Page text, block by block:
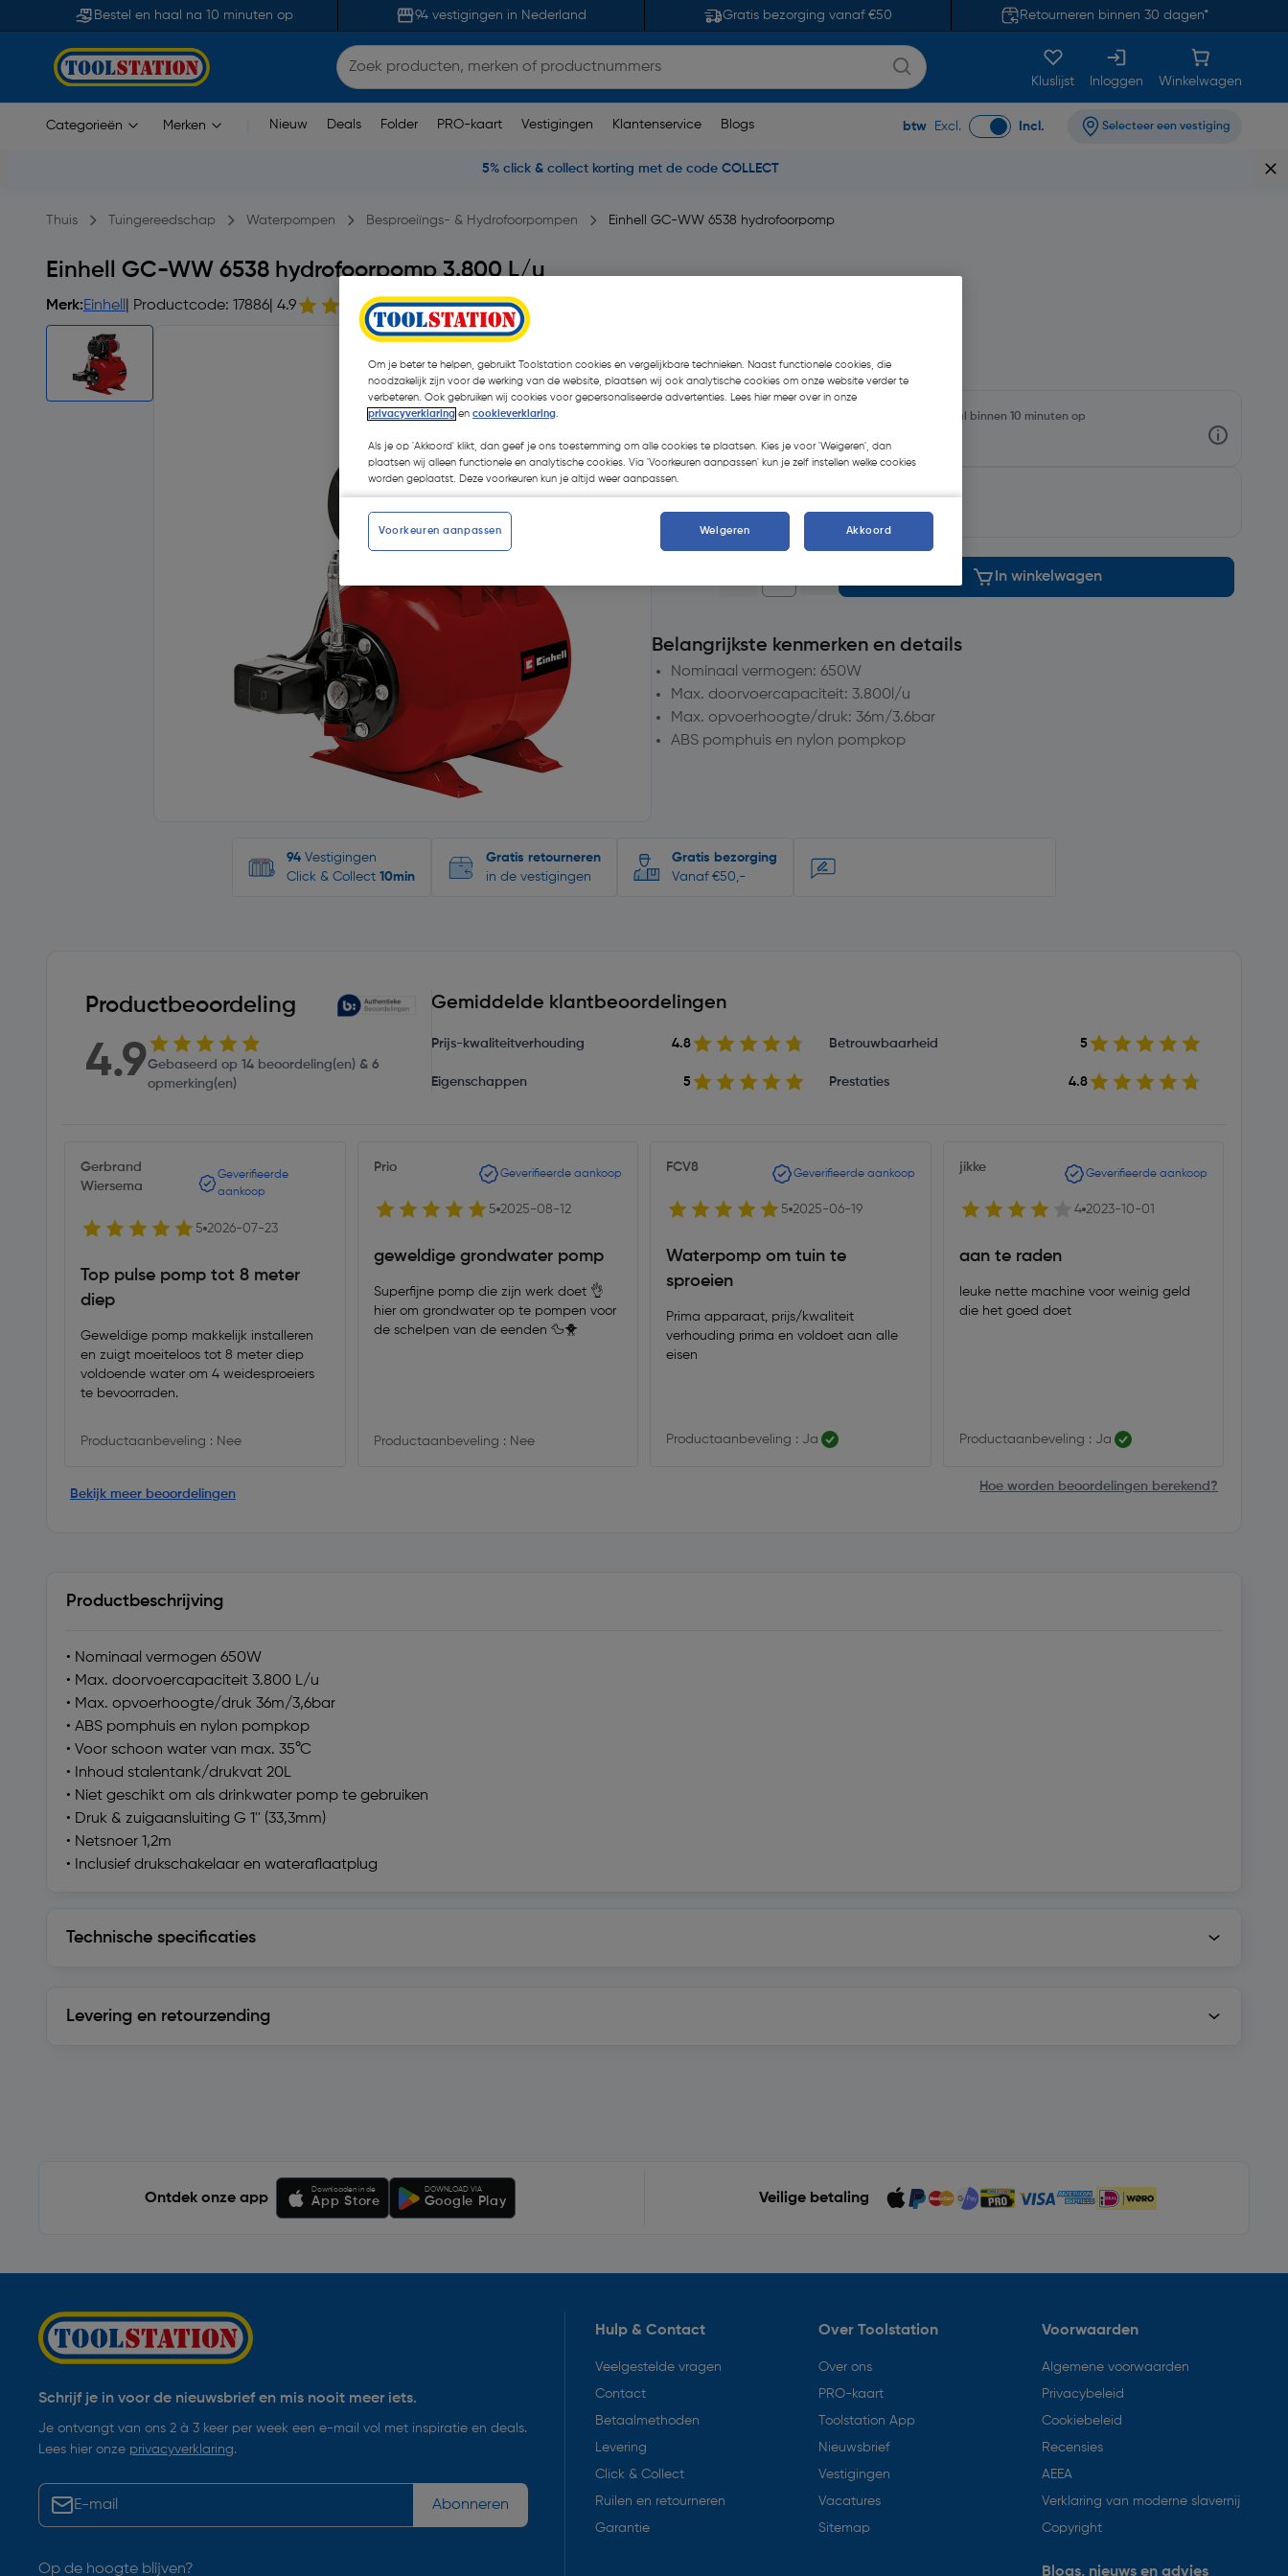
Bestel en haal na 10 minuten op 94 vestigingen in Nederland Gratis bezorging vanaf €50 Retourneren binnen 30 dagen*
Kluslijst Inloggen Winkelwagen
Categorieën Merken Nieuw Deals Folder PRO-kaart Vestigingen Klantenservice Blogs btw Excl. Incl. Selecteer een vestiging
5% click & collect korting met de code COLLECT
Thuis Tuingereedschap Waterpompen Besproeiïngs- & Hydrofoorpompen Einhell GC-WW 6538 hydrofoorpomp
Einhell GC-WW 6538 hydrofoorpomp 3.800 L/u
Merk:Einhell | Productcode: 17886 | 4.9 14 opmerking(en)
Selecteer winkel - Bekijk voorraadniveaus en haal binnen 10 minuten op
Selecteer vestiging
op voorraad.Morgen bezorgd.
1 voor bezorging
In winkelwagen
Belangrijkste kenmerken en details
Nominaal vermogen: 650W
Max. doorvoercapaciteit: 3.800l/u
Max. opvoerhoogte/druk: 36m/3.6bar
ABS pomphuis en nylon pompkop
94 Vestigingen
Click & Collect 10min
Gratis retourneren
in de vestigingen
Gratis bezorging
Vanaf €50,-
Productbeoordeling
4.9Gebaseerd op 14 beoordeling(en) & 6
opmerking(en)
Gemiddelde klantbeoordelingen
Prijs-kwaliteitverhouding 4.8 Betrouwbaarheid 5
Eigenschappen 5 Prestaties 4.8
Gerbrand
Wiersema
Geverifieerde
aankoop
5 2026-07-23
Top pulse pomp tot 8 meter
diep
Geweldige pomp makkelijk installeren
en zuigt moeiteloos tot 8 meter diep
voldoende water om 4 weidesproeiers
te bevoorraden.
Productaanbeveling : Nee
Prio Geverifieerde aankoop
5 2025-08-12
geweldige grondwater pomp
Superfijne pomp die zijn werk doet 👌
hier om grondwater op te pompen voor
de schelpen van de eenden 🦆🐥
Productaanbeveling : Nee
FCV8 Geverifieerde aankoop
5 2025-06-19
Waterpomp om tuin te
sproeien
Prima apparaat, prijs/kwaliteit
verhouding prima en voldoet aan alle
eisen
Productaanbeveling : Ja
jikke Geverifieerde aankoop
4 2023-10-01
aan te raden
leuke nette machine voor weinig geld
die het goed doet
Productaanbeveling : Ja
Bekijk meer beoordelingen
Hoe worden beoordelingen berekend?
Productbeschrijving
• Nominaal vermogen 650W
• Max. doorvoercapaciteit 3.800 L/u
• Max. opvoerhoogte/druk 36m/3,6bar
• ABS pomphuis en nylon pompkop
• Voor schoon water van max. 35°C
• Inhoud stalentank/drukvat 20L
• Niet geschikt om als drinkwater pomp te gebruiken
• Druk & zuigaansluiting G 1'' (33,3mm)
• Netsnoer 1,2m
• Inclusief drukschakelaar en wateraflaatplug
Technische specificaties
Levering en retourzending
Ontdek onze app
Downloaden in de
App Store
DOWNLOAD VIA
Google Play Veilige betaling
Schrijf je in voor de nieuwsbrief en mis nooit meer iets.
Je ontvangt van ons 2 à 3 keer per week een e-mail vol met inspiratie en deals.
Lees hier onze privacyverklaring.
Abonneren
Op de hoogte blijven?
Hulp & Contact
Veelgestelde vragen
Contact
Betaalmethoden
Levering
Click & Collect
Ruilen en retourneren
Garantie
Over Toolstation
Over ons
PRO-kaart
Toolstation App
Nieuwsbrief
Vestigingen
Vacatures
Sitemap
Voorwaarden
Algemene voorwaarden
Privacybeleid
Cookiebeleid
Recensies
AEEA
Verklaring van moderne slavernij
Copyright
Blogs, nieuws en advies
Om je beter te helpen, gebruikt Toolstation cookies en vergelijkbare technieken. Naast functionele cookies, die
noodzakelijk zijn voor de werking van de website, plaatsen wij ook analytische cookies om onze website verder te
verbeteren. Ook gebruiken wij cookies voor gepersonaliseerde advertenties. Lees hier meer over in onze
privacyverklaring en cookieverklaring.
Als je op 'Akkoord' klikt, dan geef je ons toestemming om alle cookies te plaatsen. Kies je voor 'Weigeren', dan
plaatsen wij alleen functionele en analytische cookies. Via 'Voorkeuren aanpassen' kun je zelf instellen welke cookies
worden geplaatst. Deze voorkeuren kun je altijd weer aanpassen.
Voorkeuren aanpassen Weigeren Akkoord